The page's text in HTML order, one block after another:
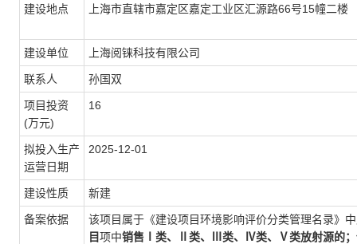
建设地点 上海市直辖市嘉定区嘉定工业区汇源路66号15幢二楼
建设单位 上海阅铼科技有限公司
联系人 孙国双
项目投资
(万元)
16
拟投入生产
运营日期
2025-12-01
建设性质 新建
备案依据
该项目属于《建设项目环境影响评价分类管理名录》
目项中销售Ⅰ类、Ⅱ类、Ⅲ类、Ⅳ类、Ⅴ类放射源的；